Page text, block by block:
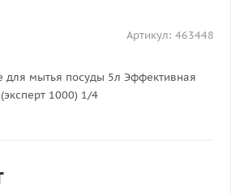
Артикул: 463448
для мытья посуды 5л Эффективная
1000) 1/4